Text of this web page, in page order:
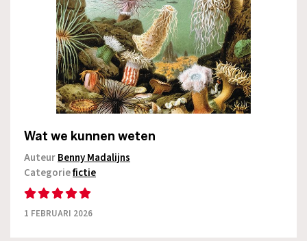
Wat we kunnen weten
AuteurBenny Madalijns
Categoriefictie
1 FEBRUARI 2026